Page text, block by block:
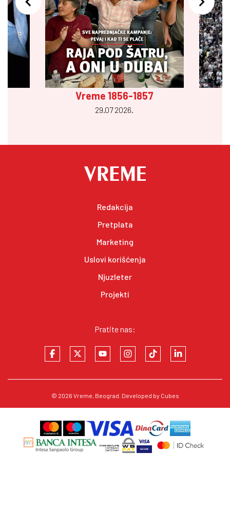
Vreme 1856-1857
29.07 2026.
Redakcija
Pretplata
Marketing
Uslovi korišćenja
Njuzleter
Projekti
Pratite nas:
© 2026 Vreme , Beograd. Developed by Cubes